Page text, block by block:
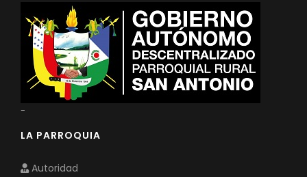
-
LA PARROQUIA
Autoridad